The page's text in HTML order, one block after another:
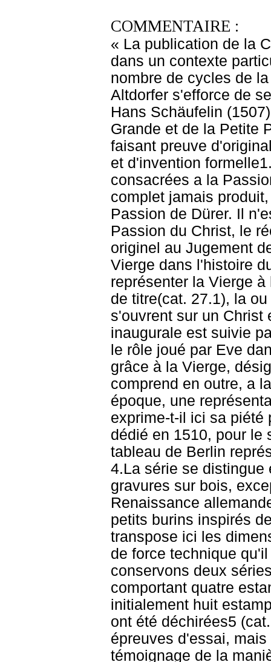
COMMENTAIRE :
« La publication de la Chute et Rédemption de l'humanité s'inscrit dans un contexte particulièrement concurrentiel, marqué par le grand nombre de cycles de la Passion gravés depuis la fin du xve siècle. Altdorfer s'efforce de se distinguer des récentes gravures sur bois de Hans Schäufelin (1507), de Lucas Cranach(1509) et surtout de la Grande et de la Petite Passion publiées par Dürer en 1511, en faisant preuve d'originalité en matière d'iconographie, de technique et d'invention formelle1.Avec ses quarante scènes dont dix-neuf consacrées a la Passion, Altdorfer conçoit le cycle gravé le plus complet jamais produit, dépassant les trente-sept bois de la Petite Passion de Dürer. Il n'est pas le premier à retracer, au-delà de la Passion du Christ, le récit de la Rédemption de l'humanité du Péché originel au Jugement dernier, mais l'importance qu'il accorde à la Vierge dans l'histoire du salut est inédite2. En témoigne le choix de représenter la Vierge à l'Enfant sur un croissant de lune sur la page de titre(cat. 27.1), la ou les suites de la Passion gravées par Dürer s'ouvrent sur un Christ en Homme de douleur3. Cette estampe inaugurale est suivie par une représentation de la Chute soulignant le rôle joué par Eve dans le Péché originel, lequel sera racheté grâce à la Vierge, désignée ici comme la « nouvelle Eve ». La série comprend en outre, a la différence des autres cycles de la m^eme époque, une représentation de la Dormition. Peut- être Altdorfer exprime-t-il ici sa piété personnelle pour la Vierge, a laquelle il avait dédié en 1510, pour le salut de son âme (« insalutem animae »), le tableau de Berlin représentant le Repos pendant la fuite en Égypte 4.La série se distingue également par la taille très réduite de ses gravures sur bois, exceptionnelle dans l'histoire de la gravure de la Renaissance allemande. Altdorfer s'était déjà fait connaître par des petits burins inspirés des nielles italiens (voir cat. 7), dont il transpose ici les dimensions a la gravure sur bois, un véritable tour de force technique qu'il ne renouvellera pas par la suite. Nous conservons deux séries de feuilles non coupées, dix à Cleveland comportant quatre estampes par feuille, et cinq a Erlangen avec initialement huit estampes par feuille, aujourd'hui six car les feuilles ont été déchirées5 (cat. 27b).Winzinger propose d'y reconnaître des épreuves d'essai, mais il s'agit plus vraisemblablement d'un témoignage de la manière dont les blocs étaient imprimés ensemble pour assurer une égale répartition de la pression et de l'encrage 6. Certaines épreuves ont été reliées a une date précoce, comme celles de Berlin, probablement pour constituer des livres d'images sans texte, à la différence des trois séries de Dürer, la Vie de la Vierge, la Grande Passion et la Petite Passion, publiées en 1511, accompagnées des vers de Chelidonius 7. La plupart des épreuves nous sont toutefois parvenues en feuilles libres. Observant que leur format correspond à celui des gravures qui ornaient a l'époque les livres de prières, Thomas Noll suppose qu'elles étaient destinées à être insérées dans des livres sans images8. Loin de constituer une bible pour les illettrés, ces estampes d'un grand raffinement technique étaient destinées à rejoindre les bibliothèques ou les cabinets d'estampes des collectionneurs. Altdorfer fait preuve d'une grande inventivité dans l'interprétation de sujets religieux traditionnels, même s'il est parfois possible de retracer